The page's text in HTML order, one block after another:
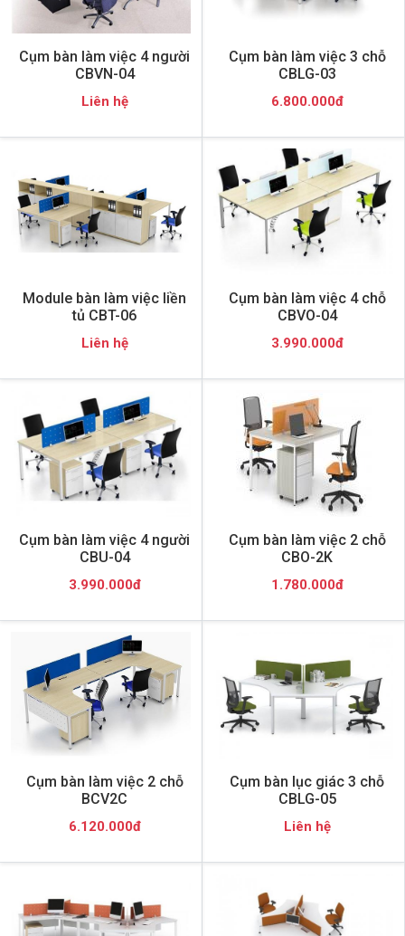
Cụm bàn làm việc 4 người
CBVN-04
Liên hệ
Cụm bàn làm việc 3 chỗ
CBLG-03
6.800.000đ
Module bàn làm việc liền
tủ CBT-06
Liên hệ
Cụm bàn làm việc 4 chỗ
CBVO-04
3.990.000đ
Cụm bàn làm việc 4 người
CBU-04
3.990.000đ
Cụm bàn làm việc 2 chỗ
CBO-2K
1.780.000đ
Cụm bàn làm việc 2 chỗ
BCV2C
6.120.000đ
Cụm bàn lục giác 3 chỗ
CBLG-05
Liên hệ